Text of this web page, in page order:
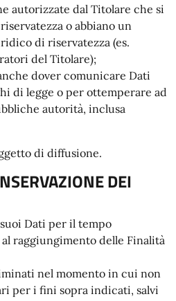
autorizzate dal Titolare che si
o abbiano un
di riservatezza (es.
del Titolare);
dover comunicare Dati
di legge o per ottemperare ad
autorità, inclusa
di diffusione.
DEI
Dati per il tempo
raggiungimento delle Finalità
nel momento in cui non
per i fini sopra indicati, salvi